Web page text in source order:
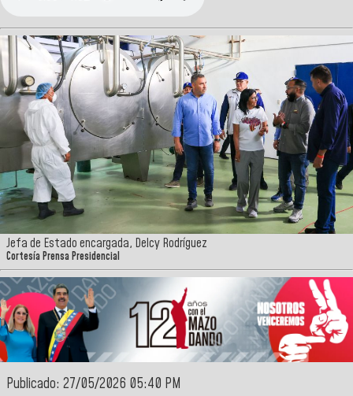
Jefa de Estado encargada, Delcy Rodríguez
Cortesía Prensa Presidencial
Publicado: 27/05/2026 05:40 PM